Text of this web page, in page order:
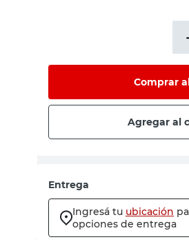
Comprar
Agregar al
Entrega
Ingresá tu ubicación
opciones de entrega